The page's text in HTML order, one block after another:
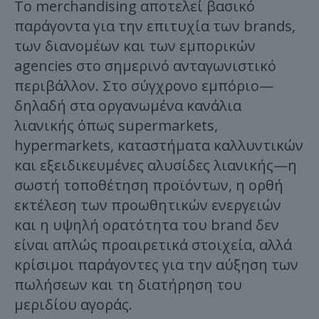
Το merchandising αποτελεί βασικό
παράγοντα για την επιτυχία των brands,
των διανομέων και των εμπορικών
agencies στο σημερινό ανταγωνιστικό
περιβάλλον. Στο σύγχρονο εμπόριο—
δηλαδή στα οργανωμένα κανάλια
λιανικής όπως supermarkets,
hypermarkets, καταστήματα καλλυντικών
και εξειδικευμένες αλυσίδες λιανικής—η
σωστή τοποθέτηση προϊόντων, η ορθή
εκτέλεση των προωθητικών ενεργειών
και η υψηλή ορατότητα του brand δεν
είναι απλώς προαιρετικά στοιχεία, αλλά
κρίσιμοι παράγοντες για την αύξηση των
πωλήσεων και τη διατήρηση του
μεριδίου αγοράς.